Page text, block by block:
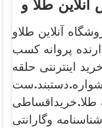
طلا و
آنلاین طلاو
پروانه کسب
اینترنتی حلقه
طلا.خریداقساطی